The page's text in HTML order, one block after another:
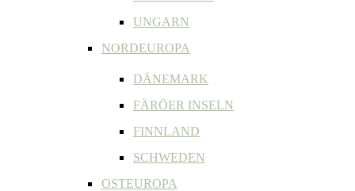
UNGARN
NORDEUROPA
DÄNEMARK
FÄRÖER INSELN
FINNLAND
SCHWEDEN
OSTEUROPA